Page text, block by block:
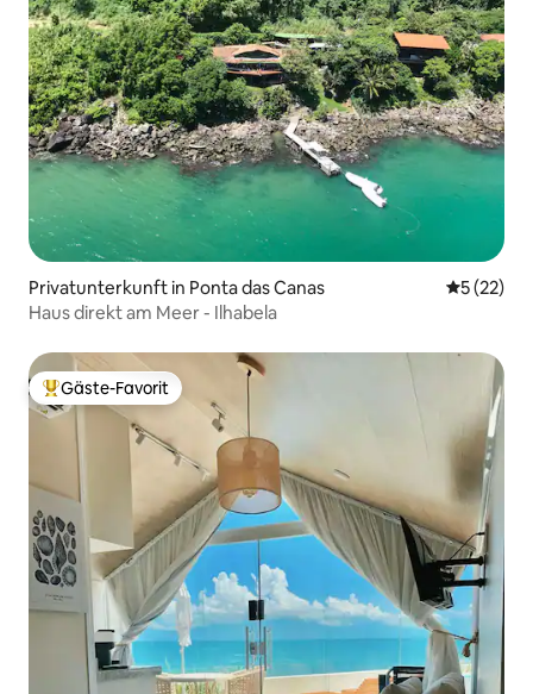
Privatunterkunft in Ponta das Canas
5 (22)
Haus direkt am Meer - Ilhabela
Beliebter Gäste-Favorit.
Gäste-Favorit